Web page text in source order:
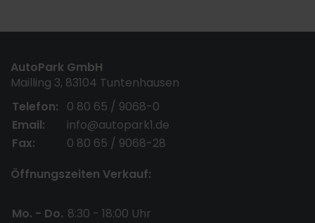
AutoPark GmbH
Mailling 3, 83104 Tuntenhausen
Telefon:
0 80 65 / 9068-0
Email:
info@autopark1.de
Fax:
0 80 65 / 9068-28
Öffnungszeiten Verkauf:
Mo. - Do. 8:30 - 18:00 Uhr